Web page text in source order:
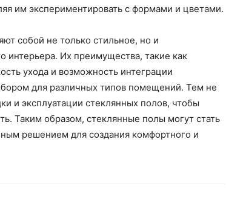
им экспериментировать с формами и цветами.
собой не только стильное, но и
Их преимущества, такие как
ухода и возможность интеграции
для различных типов помещений. Тем не
и эксплуатации стеклянных полов, чтобы
Таким образом, стеклянные полы могут стать
решением для создания комфортного и